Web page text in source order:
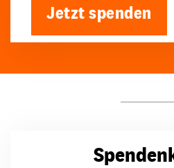
Jetzt spenden